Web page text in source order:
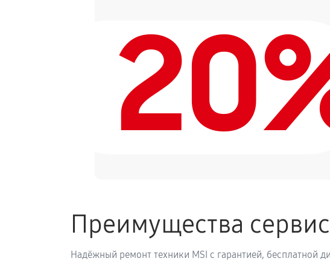
Преимущества
Надёжный ремонт техники MSI с гарантией, бесплатной